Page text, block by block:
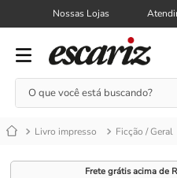
Nossas Lojas
O que você está buscando?
Livro impresso Ficção / Geral
Frete grátis acima de